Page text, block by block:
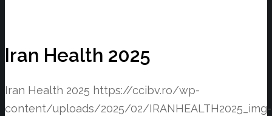
Iran Health 2025
Iran Health 2025 https://ccibv.ro/wp-
content/uploads/2025/02/IRANHEALTH2025_img-